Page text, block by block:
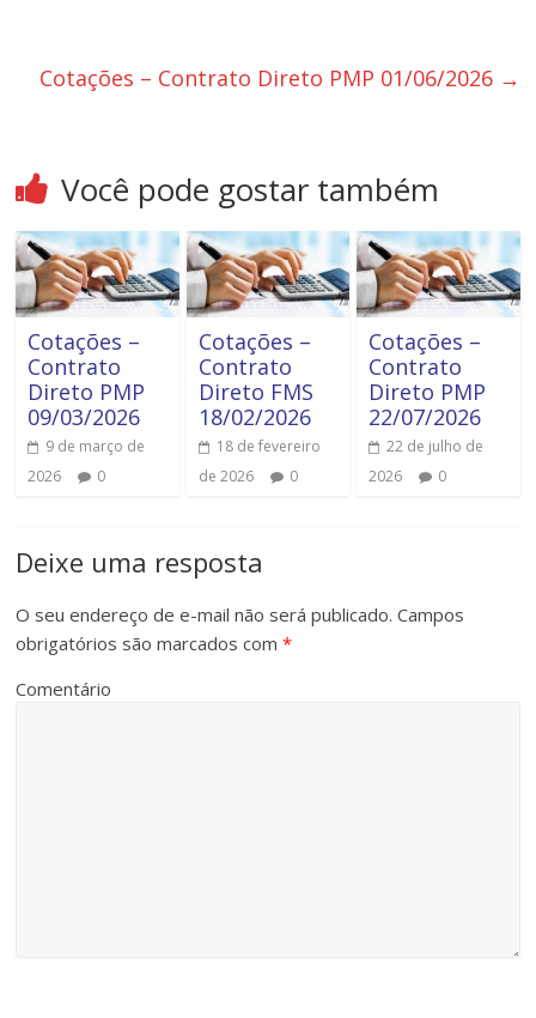
Cotações – Contrato Direto PMP 01/06/2026 →
Você pode gostar também
Cotações –
Contrato
Direto PMP
09/03/2026
9 de março de
2026
0
Cotações –
Contrato
Direto FMS
18/02/2026
18 de fevereiro
de 2026
0
Cotações –
Contrato
Direto PMP
22/07/2026
22 de julho de
2026
0
Deixe uma resposta
O seu endereço de e-mail não será publicado. Campos
obrigatórios são marcados com*
Comentário